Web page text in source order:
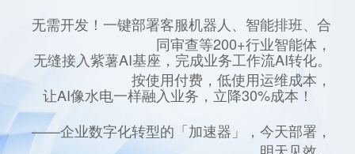
无需开发！一键部署客服机器人、智能排班、合
同审查等200+行业智能体，
无缝接入紫薯AI基座，完成业务工作流AI转化。
按使用付费，低使用运维成本，
让AI像水电一样融入业务，立降30%成本！
——企业数字化转型的「加速器」，今天部署，